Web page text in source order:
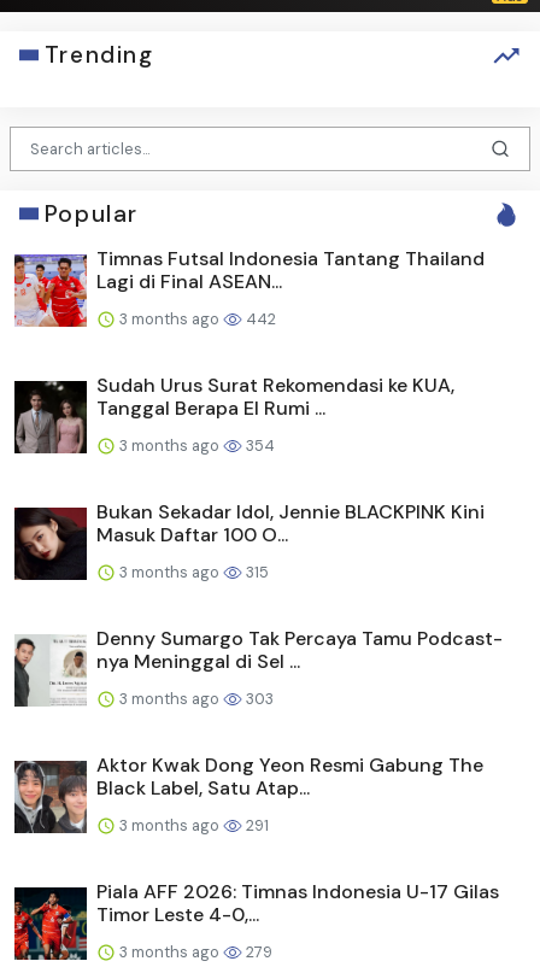
Trending
Popular
Timnas Futsal Indonesia Tantang Thailand
Lagi di Final ASEAN...
3 months ago 442
Sudah Urus Surat Rekomendasi ke KUA,
Tanggal Berapa El Rumi ...
3 months ago 354
Bukan Sekadar Idol, Jennie BLACKPINK Kini
Masuk Daftar 100 O...
3 months ago 315
Denny Sumargo Tak Percaya Tamu Podcast-
nya Meninggal di Sel ...
3 months ago 303
Aktor Kwak Dong Yeon Resmi Gabung The
Black Label, Satu Atap...
3 months ago 291
Piala AFF 2026: Timnas Indonesia U-17 Gilas
Timor Leste 4-0,...
3 months ago 279